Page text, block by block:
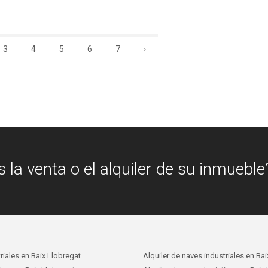
3 4 5 6 7 ›
la venta o el alquiler de su
en Baix Llobregat
Alquiler de naves industriales en